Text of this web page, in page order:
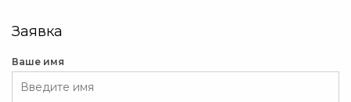
Заявка
Ваше имя